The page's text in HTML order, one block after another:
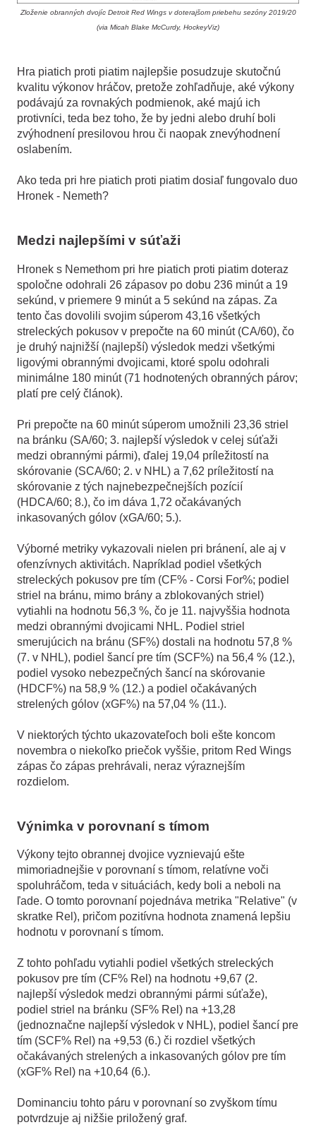
Zloženie obranných dvojíc Detroit Red Wings v doterajšom priebehu sezóny 2019/20
(via Micah Blake McCurdy, HockeyViz)
Hra piatich proti piatim najlepšie posudzuje skutočnú
kvalitu výkonov hráčov, pretože zohľadňuje, aké výkony
podávajú za rovnakých podmienok, aké majú ich
protivníci, teda bez toho, že by jedni alebo druhí boli
zvýhodnení presilovou hrou či naopak znevýhodnení
oslabením.
Ako teda pri hre piatich proti piatim dosiaľ fungovalo duo
Hronek - Nemeth?
Medzi najlepšími v súťaži
Hronek s Nemethom pri hre piatich proti piatim doteraz
spoločne odohrali 26 zápasov po dobu 236 minút a 19
sekúnd, v priemere 9 minút a 5 sekúnd na zápas. Za
tento čas dovolili svojim súperom 43,16 všetkých
streleckých pokusov v prepočte na 60 minút (CA/60), čo
je druhý najnižší (najlepší) výsledok medzi všetkými
ligovými obrannými dvojicami, ktoré spolu odohrali
minimálne 180 minút (71 hodnotených obranných párov;
platí pre celý článok).
Pri prepočte na 60 minút súperom umožnili 23,36 striel
na bránku (SA/60; 3. najlepší výsledok v celej súťaži
medzi obrannými pármi), ďalej 19,04 príležitostí na
skórovanie (SCA/60; 2. v NHL) a 7,62 príležitostí na
skórovanie z tých najnebezpečnejších pozícií
(HDCA/60; 8.), čo im dáva 1,72 očakávaných
inkasovaných gólov (xGA/60; 5.).
Výborné metriky vykazovali nielen pri bránení, ale aj v
ofenzívnych aktivitách. Napríklad podiel všetkých
streleckých pokusov pre tím (CF% - Corsi For%; podiel
striel na bránu, mimo brány a zblokovaných striel)
vytiahli na hodnotu 56,3 %, čo je 11. najvyššia hodnota
medzi obrannými dvojicami NHL. Podiel striel
smerujúcich na bránu (SF%) dostali na hodnotu 57,8 %
(7. v NHL), podiel šancí pre tím (SCF%) na 56,4 % (12.),
podiel vysoko nebezpečných šancí na skórovanie
(HDCF%) na 58,9 % (12.) a podiel očakávaných
strelených gólov (xGF%) na 57,04 % (11.).
V niektorých týchto ukazovateľoch boli ešte koncom
novembra o niekoľko priečok vyššie, pritom Red Wings
zápas čo zápas prehrávali, neraz výraznejším
rozdielom.
Výnimka v porovnaní s tímom
Výkony tejto obrannej dvojice vyznievajú ešte
mimoriadnejšie v porovnaní s tímom, relatívne voči
spoluhráčom, teda v situáciách, kedy boli a neboli na
ľade. O tomto porovnaní pojednáva metrika "Relative" (v
skratke Rel), pričom pozitívna hodnota znamená lepšiu
hodnotu v porovnaní s tímom.
Z tohto pohľadu vytiahli podiel všetkých streleckých
pokusov pre tím (CF% Rel) na hodnotu +9,67 (2.
najlepší výsledok medzi obrannými pármi súťaže),
podiel striel na bránku (SF% Rel) na +13,28
(jednoznačne najlepší výsledok v NHL), podiel šancí pre
tím (SCF% Rel) na +9,53 (6.) či rozdiel všetkých
očakávaných strelených a inkasovaných gólov pre tím
(xGF% Rel) na +10,64 (6.).
Dominanciu tohto páru v porovnaní so zvyškom tímu
potvrdzuje aj nižšie priložený graf.